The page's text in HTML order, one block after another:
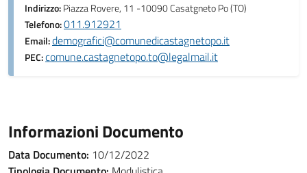
Indirizzo:Piazza Rovere, 11 -10090 Casatgneto Po (TO)
Telefono:011.912921
Email:demografici@comunedicastagnetopo.it
PEC:comune.castagnetopo.to@legalmail.it
Informazioni Documento
Data Documento: 10/12/2022